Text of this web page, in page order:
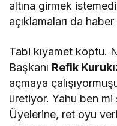
altına girmek
açıklamaları da haber
Tabi kıyamet koptu.
Başkanı Refik
açmaya
üretiyor. Yahu ben
Üyelerine, ret oyu